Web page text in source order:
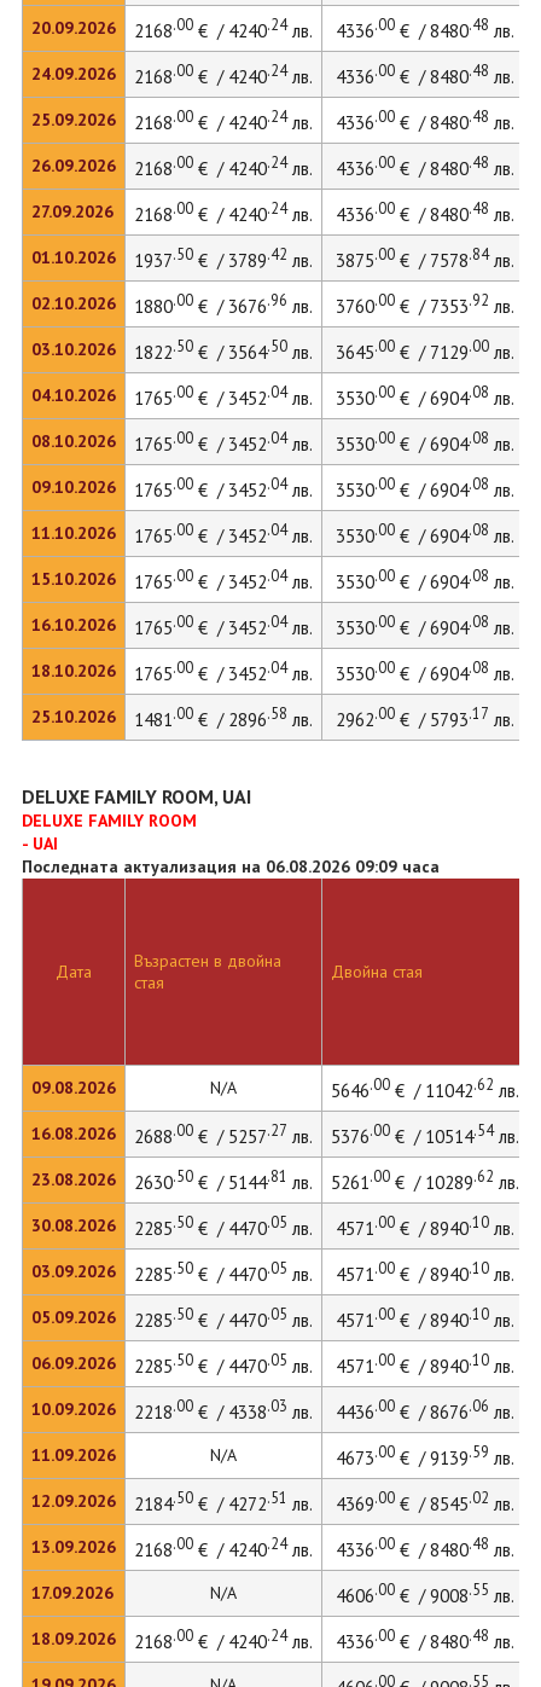
20.09.2026
24.09.2026
25.09.2026
26.09.2026
27.09.2026
01.10.2026
02.10.2026
03.10.2026
04.10.2026
08.10.2026
09.10.2026
11.10.2026
15.10.2026
16.10.2026
18.10.2026
25.10.2026
2168.00€ / 4240.24лв. 4336.00€ / 8480.48 лв.
2168.00€ / 4240.24лв. 4336.00€ / 8480.48 лв.
2168.00€ / 4240.24лв. 4336.00€ / 8480.48 лв.
2168.00€ / 4240.24лв. 4336.00€ / 8480.48 лв.
2168.00€ / 4240.24лв. 4336.00€ / 8480.48 лв.
1937.50€ / 3789.42 лв. 3875.00€ / 7578.84лв.
1880.00€ / 3676.96 лв. 3760.00€ / 7353.92 лв.
1822.50€ / 3564.50лв. 3645.00€ / 7129.00лв.
1765.00€ / 3452.04лв. 3530.00€ / 6904.08 лв.
1765.00€ / 3452.04лв. 3530.00€ / 6904.08 лв.
1765.00€ / 3452.04лв. 3530.00€ / 6904.08 лв.
1765.00€ / 3452.04лв. 3530.00€ / 6904.08 лв.
1765.00€ / 3452.04лв. 3530.00€ / 6904.08 лв.
1765.00€ / 3452.04лв. 3530.00€ / 6904.08 лв.
1765.00€ / 3452.04лв. 3530.00€ / 6904.08 лв.
1481.00€ / 2896.58 лв. 2962.00€ / 5793.17 лв.
DELUXE FAMILY ROOM, UAI
DELUXE FAMILY ROOM
- UAI
Последната актуализация на 06.08.2026 09:09 часа
Дата
09.08.2026
16.08.2026
23.08.2026
30.08.2026
03.09.2026
05.09.2026
06.09.2026
10.09.2026
11.09.2026
12.09.2026
13.09.2026
17.09.2026
18.09.2026
Възрастен в двойна
стая
Двойна стая
N/A 5646.00€ / 11042.62 лв.
2688.00€ / 5257.27 лв. 5376.00€ / 10514.54лв.
2630.50€ / 5144.81 лв. 5261.00€ / 10289.62 лв.
2285.50€ / 4470.05 лв. 4571.00€ / 8940.10лв.
2285.50€ / 4470.05 лв. 4571.00€ / 8940.10лв.
2285.50€ / 4470.05 лв. 4571.00€ / 8940.10лв.
2285.50€ / 4470.05 лв. 4571.00€ / 8940.10лв.
2218.00€ / 4338.03 лв. 4436.00€ / 8676.06 лв.
N/A 4673.00€ / 9139.59 лв.
2184.50€ / 4272.51 лв. 4369.00€ / 8545.02 лв.
2168.00€ / 4240.24лв. 4336.00€ / 8480.48 лв.
N/A 4606.00€ / 9008.55 лв.
2168.00€ / 4240.24лв. 4336.00€ / 8480.48 лв.
.00 .55